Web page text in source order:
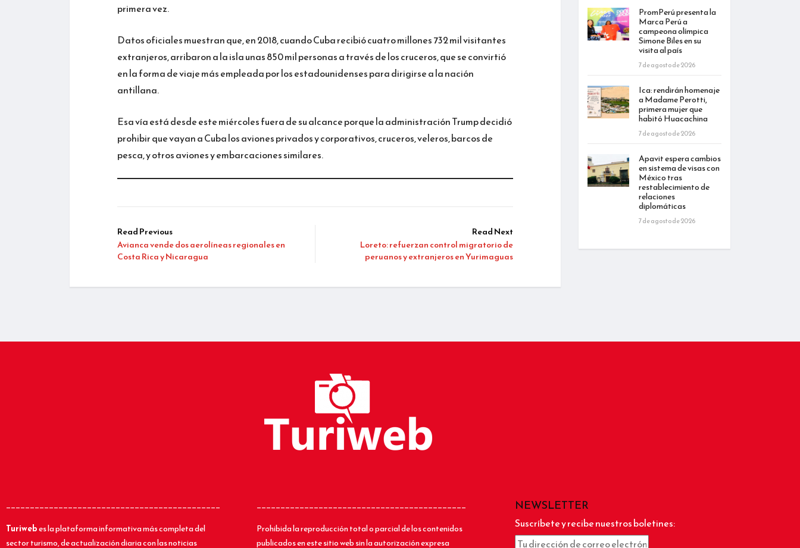
primera vez.
Datos oficiales muestran que, en 2018, cuando Cuba recibió cuatro millones 732 mil visitantes
extranjeros, arribaron a la isla unas 850 mil personas a través de los cruceros, que se convirtió
en la forma de viaje más empleada por los estadounidenses para dirigirse a la nación
antillana.
Esa vía está desde este miércoles fuera de su alcance porque la administración Trump decidió
prohibir que vayan a Cuba los aviones privados y corporativos, cruceros, veleros, barcos de
pesca, y otros aviones y embarcaciones similares.
Read Previous
Avianca vende dos aerolíneas regionales en
Costa Rica y Nicaragua
Read Next
Loreto: refuerzan control migratorio de
peruanos y extranjeros en Yurimaguas
PromPerú presenta la
Marca Perú a
campeona olímpica
Simone Biles en su
visita al país
7 de agosto de 2026
Ica: rendirán homenaje
a Madame Perotti,
primera mujer que
habitó Huacachina
7 de agosto de 2026
Apavit espera cambios
en sistema de visas con
México tras
restablecimiento de
relaciones
diplomáticas
7 de agosto de 2026
_____________________________________________
Turiwebes la plataforma informativa más completa del
sector turismo, de actualización diaria con las noticias
____________________________________________
Prohibida la reproducción total o parcial de los contenidos
publicados en este sitio web sin la autorización expresa
NEWSLETTER
Suscríbete y recibe nuestros boletines: